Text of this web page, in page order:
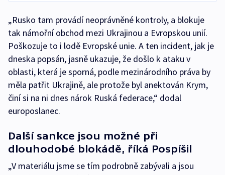
„Rusko tam provádí neoprávněné kontroly, a blokuje
tak námořní obchod mezi Ukrajinou a Evropskou unií.
Poškozuje to i lodě Evropské unie. A ten incident, jak je
dneska popsán, jasně ukazuje, že došlo k ataku v
oblasti, která je sporná, podle mezinárodního práva by
měla patřit Ukrajině, ale protože byl anektován Krym,
činí si na ni dnes nárok Ruská federace,“ dodal
europoslanec.
Další sankce jsou možné při
dlouhodobé blokádě, říká Pospíšil
„V materiálu jsme se tím podrobně zabývali a jsou